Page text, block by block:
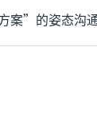
案”的姿态沟通